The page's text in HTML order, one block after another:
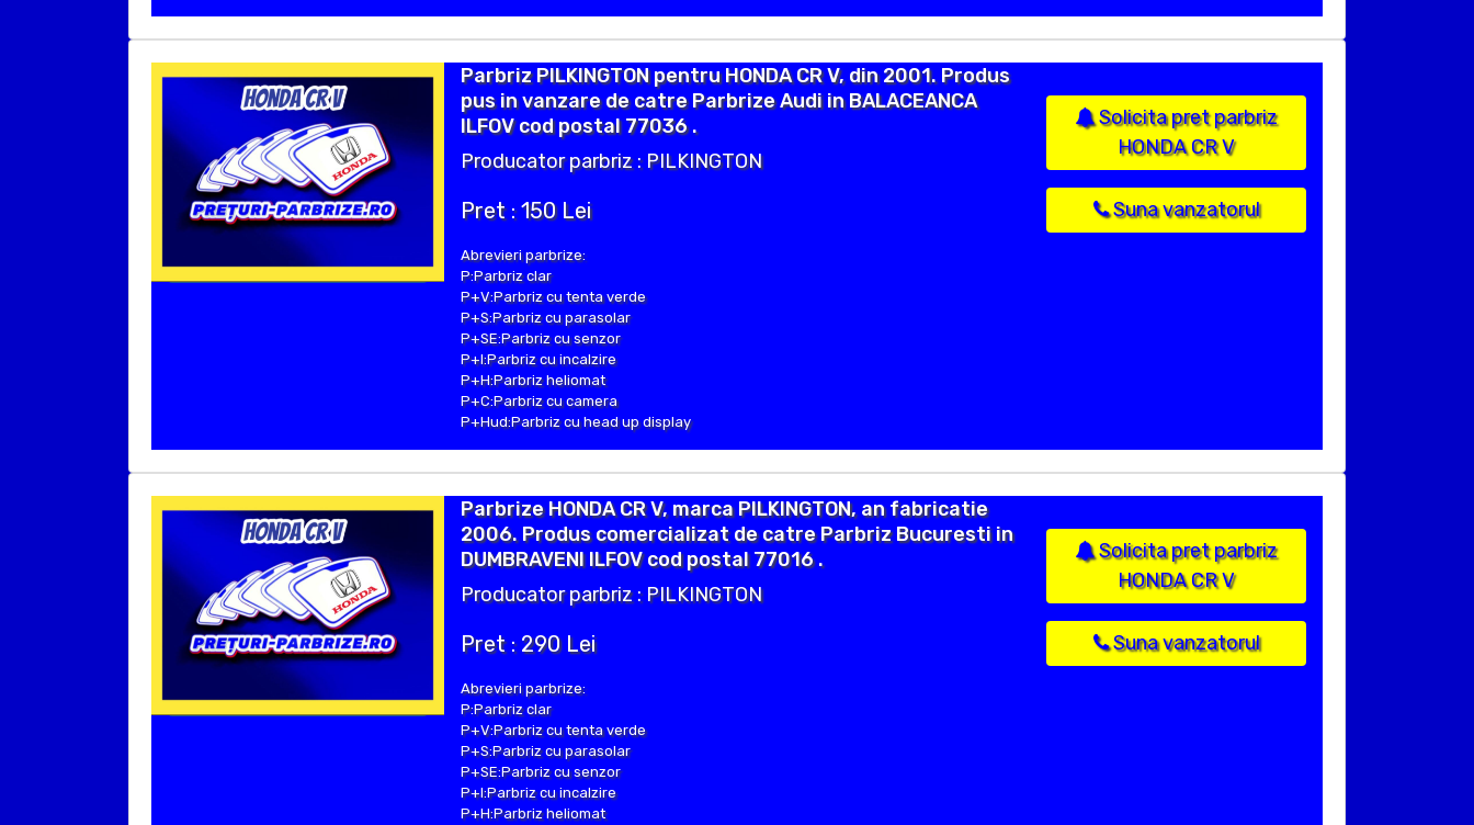
Parbriz PILKINGTON pentru HONDA CR V, din 2001. Produs
pus in vanzare de catre Parbrize Audi in BALACEANCA
ILFOV cod postal 77036 .
Producator parbriz : PILKINGTON
Pret : 150 Lei
Abrevieri parbrize:
P:Parbriz clar
P+V:Parbriz cu tenta verde
P+S:Parbriz cu parasolar
P+SE:Parbriz cu senzor
P+I:Parbriz cu incalzire
P+H:Parbriz heliomat
P+C:Parbriz cu camera
P+Hud:Parbriz cu head up display
Solicita pret parbriz
HONDA CR V
Suna vanzatorul
Parbrize HONDA CR V, marca PILKINGTON, an fabricatie
2006. Produs comercializat de catre Parbriz Bucuresti in
DUMBRAVENI ILFOV cod postal 77016 .
Producator parbriz : PILKINGTON
Pret : 290 Lei
Abrevieri parbrize:
P:Parbriz clar
P+V:Parbriz cu tenta verde
P+S:Parbriz cu parasolar
P+SE:Parbriz cu senzor
P+I:Parbriz cu incalzire
P+H:Parbriz heliomat
Solicita pret parbriz
HONDA CR V
Suna vanzatorul